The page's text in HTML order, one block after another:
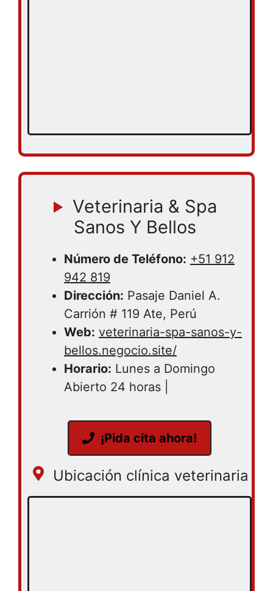
Veterinaria & Spa
Sanos Y Bellos
Número de Teléfono: +51 912
942 819
Dirección: Pasaje Daniel A.
Carrión # 119 Ate, Perú
Web: veterinaria-spa-sanos-y-
bellos.negocio.site/
Horario: Lunes a Domingo
Abierto 24 horas |
¡Pida cita ahora!
Ubicación clínica veterinaria